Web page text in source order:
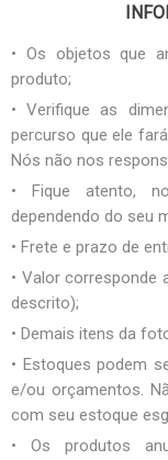
• Os objetos que
produto;
• Verifique as
percurso que ele
Nós não nos
• Fique atento,
dependendo do seu
• Frete e prazo de
• Valor corresponde
descrito);
• Demais itens da
• Estoques podem
e/ou orçamentos.
com seu estoque
• Os produtos